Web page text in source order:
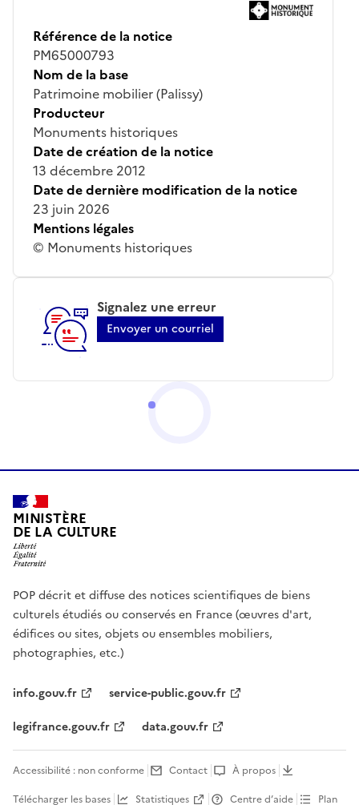
Référence de la notice
PM65000793
Nom de la base
Patrimoine mobilier (Palissy)
Producteur
Monuments historiques
Date de création de la notice
13 décembre 2012
Date de dernière modification de la notice
23 juin 2026
Mentions légales
© Monuments historiques
Signalez une erreur
Envoyer un courriel
MINISTÈRE
DE LA CULTURE
POP décrit et diffuse des notices scientifiques de biens
culturels étudiés ou conservés en France (œuvres d'art,
édifices ou sites, objets ou ensembles mobiliers,
photographies, etc.)
info.gouv.fr
service-public.gouv.fr
legifrance.gouv.fr
data.gouv.fr
Accessibilité : non conforme Contact
À propos
Télécharger les bases
Statistiques Centre d’aide Plan